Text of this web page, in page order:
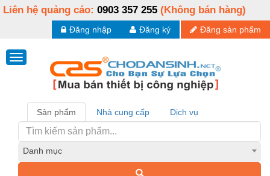
Liên hệ quảng cáo: 0903 357 255 (Không bán hàng)
Đăng sản phẩm
Đăng ký
Đăng nhập
Sản phẩm Nhà cung cấp Dịch vụ
Danh mục